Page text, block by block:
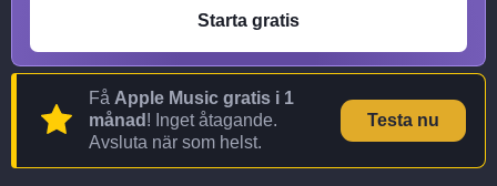
Starta gratis
Få Apple Music gratis i 1
månad ! Inget åtagande.
Avsluta när som helst.
Testa nu